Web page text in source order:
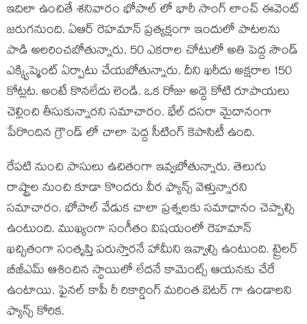
ఇదిలా ఉంచితే శనివారం భోపాల్ లో భారీ సాంగ్ లాంచ్ ఈవెంట్
జరుగనుంది. ఏఆర్ రెహమాన్ ప్రత్యక్షంగా ఇందులో పాటలను
పాడి అలరించబోతున్నారు. 50 ఎకరాల చోటులో అతి పెద్ద సౌండ్
ఎక్క్విప్మెంట్ ఏర్పాటు చేయబోతున్నారు. దీని ఖరీదు అక్షరాల 150
కోట్లట. అంటే కొనలేదు లెండి. ఒక రోజు అద్దె కోటి రూపాయలు
చెల్లించి తీసుకున్నారని సమాచారం. భేల్ దసరా మైదానంగా
పేరొందిన గ్రౌండ్ లో చాలా పెద్ద సీటింగ్ కెపాసిటీ ఉంది.
రేపటి నుంచి పాసులు ఉచితంగా ఇవ్వబోతున్నారు. తెలుగు
రాష్ట్రాల నుంచి కూడా కొందరు వీర ఫ్యాన్స్ వెళ్తున్నారని
సమాచారం. భోపాల్ వేడుక చాలా ప్రశ్నలకు సమాధానం చెప్పాల్సి
ఉంటుంది. ముఖ్యంగా సంగీతం విషయంలో రెహమాన్
ఖచ్చితంగా సంతృప్తి పరుస్తారనే హామీని ఇవ్వాల్సి ఉంటుంది. ట్రైలర్
బీజీఎమ్ ఆశించిన స్థాయిలో లేదనే కామెంట్స్ ఆయనకు చేరే
ఉంటాయి. ఫైనల్ కాపీ రీ రికార్డింగ్ మరింత బెటర్ గా ఉండాలని
ఫ్యాన్స్ కోరిక.